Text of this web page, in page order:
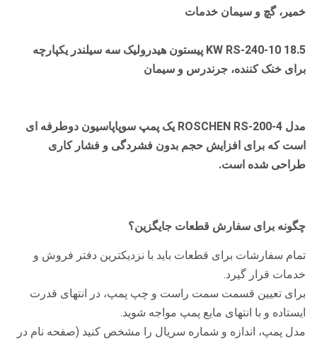
خمیر، گچ و سیمان خدمات
18.5 KW RS-240-10 پیستون هیدرولیک سه سیلندر یکپارچه
برای خنک کننده، جرندرس و سیمان
مدل ROSCHEN RS-200-4 یک پمپ سوپاپاسیون دوطرفه ای
است که برای افزایش حجم بدون فشردگی و فشار کاری
طراحی شده است.
چگونه برای سفارش قطعات جایگزین؟
تمام سفارشات برای قطعات باید با نزدیکترین دفتر فروش و
خدمات قرار گیرد.
برای تعیین قسمت سمت راست و چپ پمپ، در انتهای قدرت
ایستاده و با انتهای مایع پمپ مواجه شوید.
مدل پمپ، اندازه و شماره سریال را مشخص کنید (صفحه نام در